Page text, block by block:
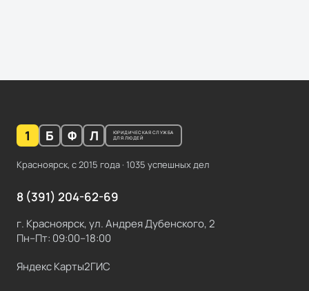
1 Б Ф Л
ЮРИДИЧЕСКАЯ СЛУЖБА
ДЛЯ ЛЮДЕЙ
Красноярск, с2015 года · 1035 успешных дел
8 (391) 204-62-69
г. Красноярск, ул. Андрея Дубенского, 2
Пн–Пт: 09:00–18:00
Яндекс Карты2ГИС